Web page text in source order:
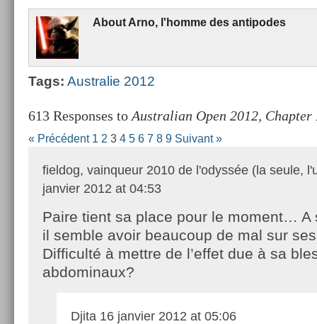
About Arno, l'homme des anti­podes
Tags: Australie 2012
613 Responses to Australian Open 2012,
« Précédent 1 2 3 4 5 6 7 8 9 Suivant »
fieldog, vainqueur 2010 de l'odyssée (la seule,
janvier 2012 at 04:53
Paire tient sa place pour le moment… A
il semble avoir beaucoup de mal sur
Difficulté à mettre de l’effet due à sa
abdominaux?
Djita 16 janvier 2012 at 05:06